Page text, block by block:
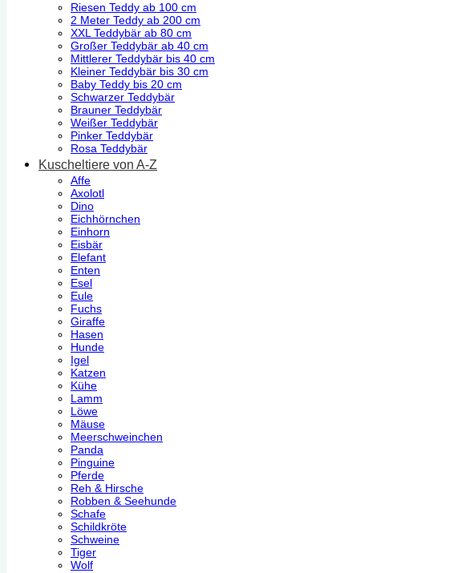
Riesen Teddy ab 100 cm
2 Meter Teddy ab 200 cm
XXL Teddybär ab 80 cm
Großer Teddybär ab 40 cm
Mittlerer Teddybär bis 40 cm
Kleiner Teddybär bis 30 cm
Baby Teddy bis 20 cm
Schwarzer Teddybär
Brauner Teddybär
Weißer Teddybär
Pinker Teddybär
Rosa Teddybär
Kuscheltiere von A-Z
Affe
Axolotl
Dino
Eichhörnchen
Einhorn
Eisbär
Elefant
Enten
Esel
Eule
Fuchs
Giraffe
Hasen
Hunde
Igel
Katzen
Kühe
Lamm
Löwe
Mäuse
Meerschweinchen
Panda
Pinguine
Pferde
Reh & Hirsche
Robben & Seehunde
Schafe
Schildkröte
Schweine
Tiger
Wolf